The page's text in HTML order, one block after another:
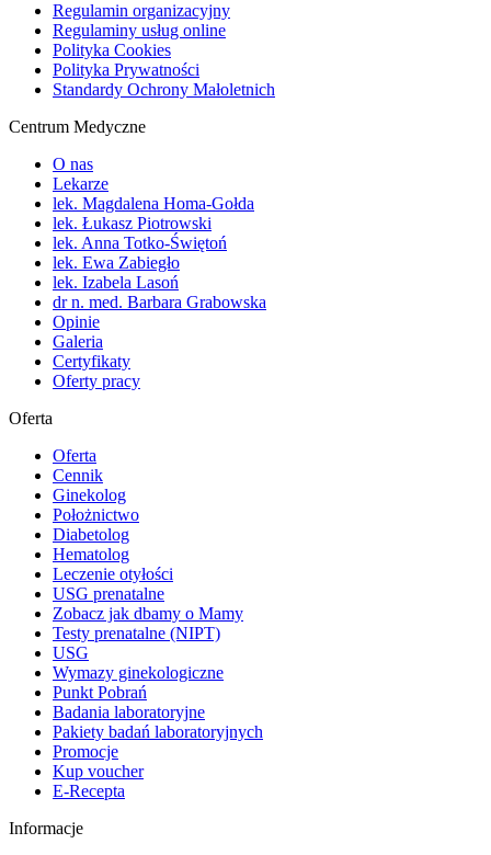
Regulamin organizacyjny
Regulaminy usług online
Polityka Cookies
Polityka Prywatności
Standardy Ochrony Małoletnich
Centrum Medyczne
O nas
Lekarze
lek. Magdalena Homa-Gołda
lek. Łukasz Piotrowski
lek. Anna Totko-Świętoń
lek. Ewa Zabiegło
lek. Izabela Lasoń
dr n. med. Barbara Grabowska
Opinie
Galeria
Certyfikaty
Oferty pracy
Oferta
Oferta
Cennik
Ginekolog
Położnictwo
Diabetolog
Hematolog
Leczenie otyłości
USG prenatalne
Zobacz jak dbamy o Mamy
Testy prenatalne (NIPT)
USG
Wymazy ginekologiczne
Punkt Pobrań
Badania laboratoryjne
Pakiety badań laboratoryjnych
Promocje
Kup voucher
E-Recepta
Informacje